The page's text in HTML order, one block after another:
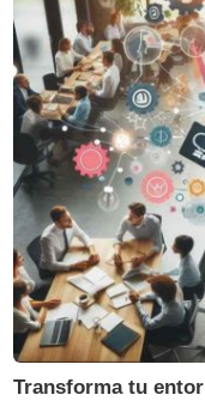
Transforma tu